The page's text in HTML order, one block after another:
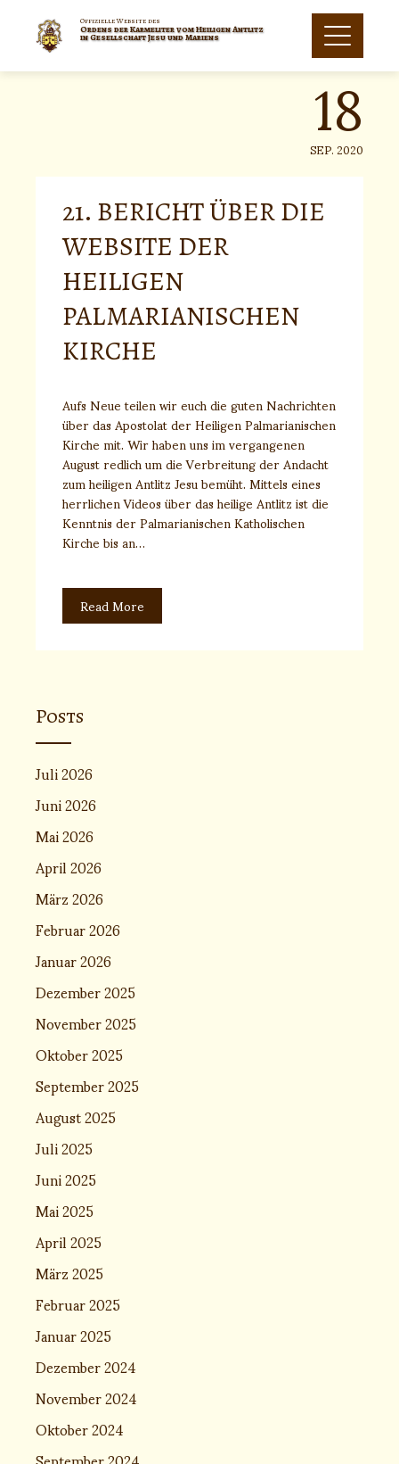
content
Offizielle Website des
Ordens der Karmeliter vom Heiligen Antlitz
in Gesellschaft Jesu und Mariens 18
SEP. 2020
21. BERICHT ÜBER DIE
WEBSITE DER
HEILIGEN
PALMARIANISCHEN
KIRCHE
Aufs Neue teilen wir euch die guten Nachrichten
über das Apostolat der Heiligen Palmarianischen
Kirche mit. Wir haben uns im vergangenen
August redlich um die Verbreitung der Andacht
zum heiligen Antlitz Jesu bemüht. Mittels eines
herrlichen Videos über das heilige Antlitz ist die
Kenntnis der Palmarianischen Katholischen
Kirche bis an…
Read More
Posts
Juli 2026
Juni 2026
Mai 2026
April 2026
März 2026
Februar 2026
Januar 2026
Dezember 2025
November 2025
Oktober 2025
September 2025
August 2025
Juli 2025
Juni 2025
Mai 2025
April 2025
März 2025
Februar 2025
Januar 2025
Dezember 2024
November 2024
Oktober 2024